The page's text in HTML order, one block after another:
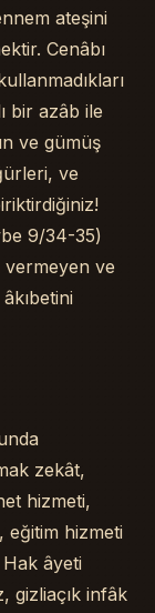
ateşini
Cenâbı
bir azâb ile
ve gümüş
ve
9/34-35)
vermeyen ve
zekât,
hizmeti,
hizmeti
âyeti
gizliaçık infâk